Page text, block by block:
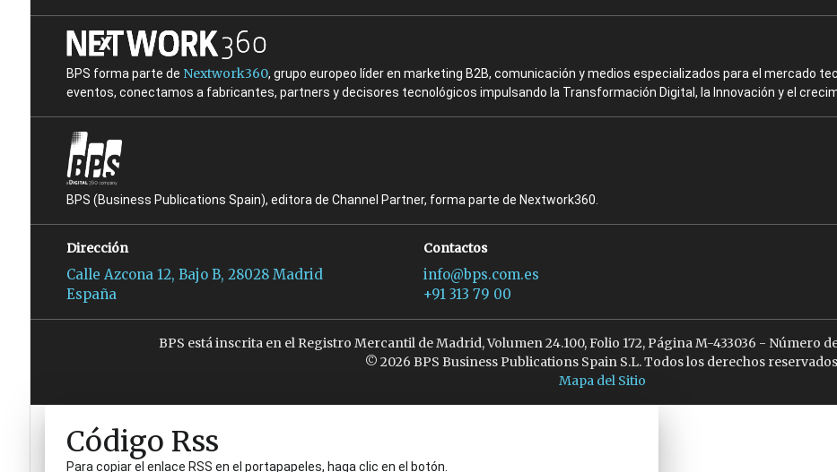
BPS forma parte de Nextwork360, grupo europeo líder en marketing B2B, comunicación y medios especializados para el mercado
eventos, conectamos a fabricantes, partners y decisores tecnológicos impulsando la Transformación Digital, la Innovación y el
BPS (Business Publications Spain), editora de Channel Partner, forma parte de Nextwork360.
Dirección
Calle Azcona 12, Bajo B, 28028 Madrid
España
Contactos
info@bps.com.es
+91 313 79 00
BPS está inscrita en el Registro Mercantil de Madrid, Volumen 24.100, Folio 172, Página M-433036 - Número
© 2026 BPS Business Publications Spain S.L. Todos los derechos
Mapa del Sitio
Código Rss
Para copiar el enlace RSS en el portapapeles, haga clic en el botón.